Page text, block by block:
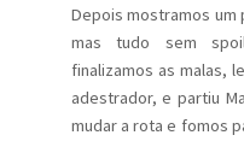
Depois mostramos um
mas tudo sem
finalizamos as malas,
adestrador, e partiu
mudar a rota e fomos